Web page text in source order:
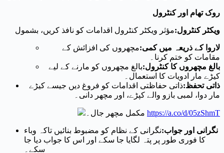
روک تھام اور کنٹرول
ویکٹر کنٹرول:مؤثر ویکٹر کنٹرول اقدامات کو نافذ کریں، بشمول
لاروا کے ذریعہ میں کمی:مچھروں کی افزائش کے
مقامات کو ختم کرنا۔
بالغ مچھروں کا کنٹرول:بالغ مچھروں کو مارنے کے لیے
کیڑے مار ادویات کا استعمال۔
ذاتی تحفظ:ذاتی حفاظتی اقدامات کو فروغ دیں جیسے کیڑے
مار دوا، لمبی بازو والے کپڑے، اور مچھر دانی۔
https://a.co/d/05zShmT
نگرانی اور جواب:نگرانی کے نظام کو مضبوط بنائیں تاکہ وباء
کا فوری طور پر پتہ لگایا جا سکے اور اس کا جواب دیا جا
سکے۔